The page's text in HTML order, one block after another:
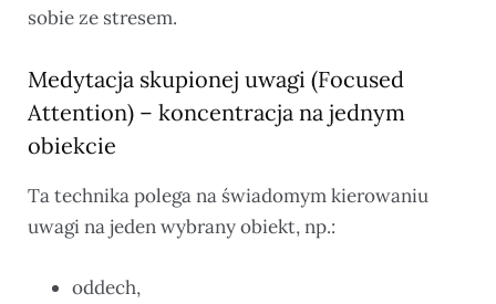
sobie ze stresem.
Medytacja skupionej uwagi (Focused
Attention) – koncentracja na jednym
obiekcie
Ta technika polega na świadomym kierowaniu
uwagi na jeden wybrany obiekt, np.:
oddech,